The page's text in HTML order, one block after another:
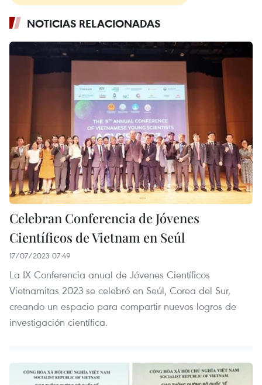
NOTICIAS RELACIONADAS
Celebran Conferencia de Jóvenes
Científicos de Vietnam en Seúl
17/07/2023 07:49
La IX Conferencia anual de Jóvenes Científicos
Vietnamitas 2023 se celebró en Seúl, Corea del Sur,
creando un espacio para compartir nuevos logros de
investigación científica.